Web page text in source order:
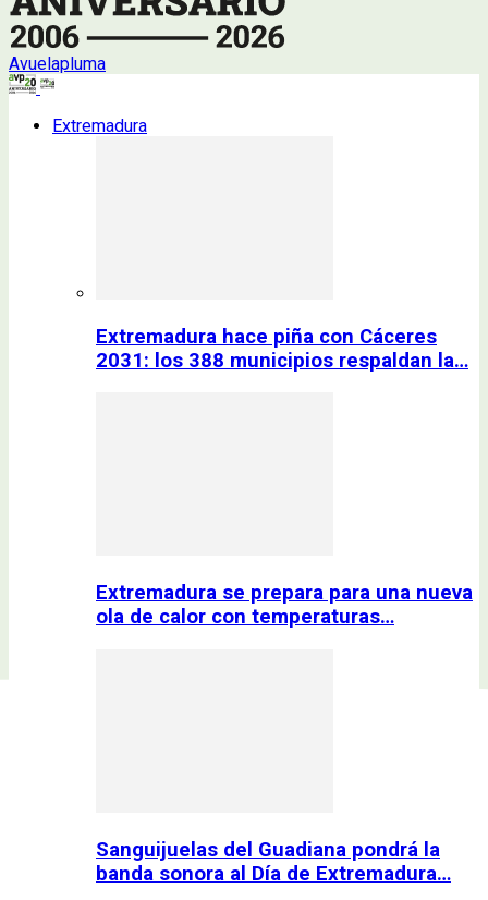
Avuelapluma
Extremadura
Extremadura hace piña con Cáceres
2031: los 388 municipios respaldan la…
Extremadura se prepara para una nueva
ola de calor con temperaturas…
Sanguijuelas del Guadiana pondrá la
banda sonora al Día de Extremadura…